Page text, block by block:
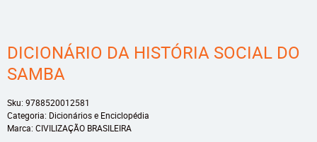
DICIONÁRIO DA HISTÓRIA SOCIAL DO
SAMBA
Sku: 9788520012581
Categoria: Dicionários e Enciclopédia
Marca: CIVILIZAÇÃO BRASILEIRA